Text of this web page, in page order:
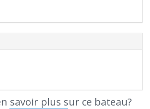
savoir plus sur ce bateau?